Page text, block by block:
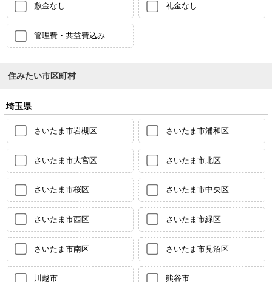
敷金なし 礼金なし
管理費・共益費込み
住みたい市区町村
埼玉県
さいたま市岩槻区 さいたま市浦和区
さいたま市大宮区 さいたま市北区
さいたま市桜区 さいたま市中央区
さいたま市西区 さいたま市緑区
さいたま市南区 さいたま市見沼区
川越市 熊谷市